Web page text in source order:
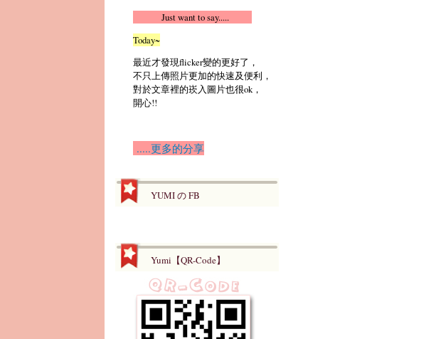
Just want to say.....
Today~
最近才發現flicker變的更好了，
不只上傳照片更加的快速及便利，
對於文章裡的崁入圖片也很ok，
開心!!
.....更多的分享
YUMI の FB
Yumi【QR-Code】